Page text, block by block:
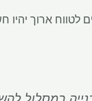
לטווח ארוך